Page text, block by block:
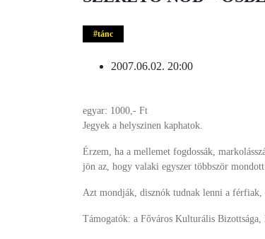
tánc
2007.06.02. 20:00
egyar: 1000,- Ft
Jegyek a helyszinen kaphatok.
Érzem, ha a mellemet fogdossák,
jön az, hogy valaki egyszer többször
Azt mondják, disznók tudnak lenni a férfiak,
Támogatók: a Főváros Kulturális